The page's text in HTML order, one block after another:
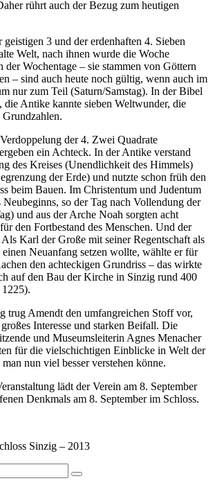
rührt auch der Bezug zum heutigen
geistigen 3 und der erdenhaften 4. Sieben
Welt, nach ihnen wurde die Woche
der Wochentage – sie stammen von Göttern
– sind auch heute noch gültig, wenn auch im
nur zum Teil (Saturn/Samstag). In der Bibel
die Antike kannte sieben Weltwunder, die
Grundzahlen.
der 4. Zwei Quadrate
ein Achteck. In der Antike verstand
des Kreises (Unendlichkeit des Himmels)
der Erde) und nutzte schon früh den
beim Bauen. Im Christentum und Judentum
so der Tag nach Vollendung der
und aus der Arche Noah sorgten acht
den Fortbestand des Menschen. Und der
Karl der Große mit seiner Regentschaft als
Neuanfang setzen wollte, wählte er für
den achteckigen Grundriss – das wirkte
auf den Bau der Kirche in Sinzig rund 400
1225).
trug Amendt den umfangreichen Stoff vor,
Interesse und starken Beifall. Die
und Museumsleiterin Agnes Menacher
für die vielschichtigen Einblicke in Welt der
nun viel besser verstehen könne.
lädt der Verein am 8. September
Denkmals am 8. September im Schloss.
Sinzig – 2013